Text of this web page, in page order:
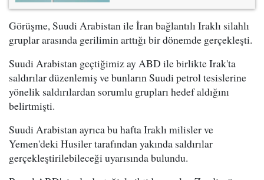
Görüşme, Suudi Arabistan ile İran bağlantılı Iraklı silahlı
gruplar arasında gerilimin arttığı bir dönemde gerçekleşti.
Suudi Arabistan geçtiğimiz ay ABD ile birlikte Irak'ta
saldırılar düzenlemiş ve bunların Suudi petrol tesislerine
yönelik saldırılardan sorumlu grupları hedef aldığını
belirtmişti.
Suudi Arabistan ayrıca bu hafta Iraklı milisler ve
Yemen'deki Husiler tarafından yakında saldırılar
gerçekleştirilebileceği uyarısında bulundu.